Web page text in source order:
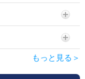
もっと見る＞